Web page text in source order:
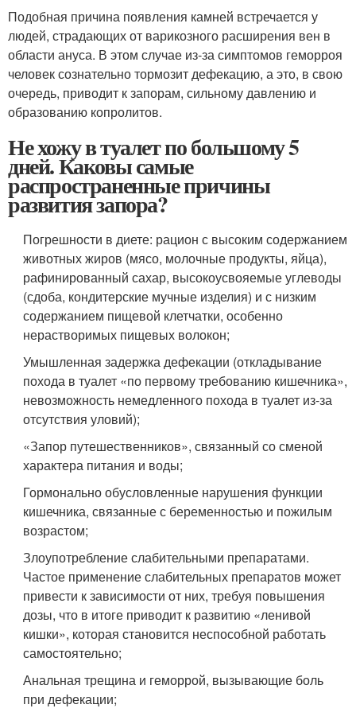
Подобная причина появления камней встречается у
людей, страдающих от варикозного расширения вен в
области ануса. В этом случае из-за симптомов геморроя
человек сознательно тормозит дефекацию, а это, в свою
очередь, приводит к запорам, сильному давлению и
образованию копролитов.
Не хожу в туалет по большому 5
дней. Каковы самые
распространенные причины
развития запора?
Погрешности в диете: рацион с высоким содержанием
животных жиров (мясо, молочные продукты, яйца),
рафинированный сахар, высокоусвояемые углеводы
(сдоба, кондитерские мучные изделия) и с низким
содержанием пищевой клетчатки, особенно
нерастворимых пищевых волокон;
Умышленная задержка дефекации (откладывание
похода в туалет «по первому требованию кишечника»,
невозможность немедленного похода в туалет из-за
отсутствия уловий);
«Запор путешественников», связанный со сменой
характера питания и воды;
Гормонально обусловленные нарушения функции
кишечника, связанные с беременностью и пожилым
возрастом;
Злоупотребление слабительными препаратами.
Частое применение слабительных препаратов может
привести к зависимости от них, требуя повышения
дозы, что в итоге приводит к развитию «ленивой
кишки», которая становится неспособной работать
самостоятельно;
Анальная трещина и геморрой, вызывающие боль
при дефекации;